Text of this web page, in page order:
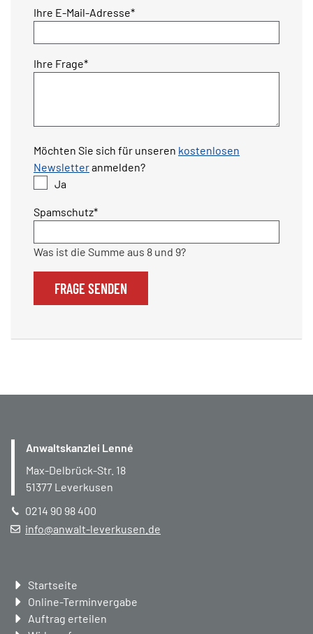
Pflichtfeld
Ihre E-Mail-Adresse*
Pflichtfeld
Ihre Frage*
Möchten Sie sich für unseren kostenlosen
Newsletteranmelden?
Ja
Pflichtfeld
Spamschutz*
Was ist die Summe aus 8 und 9?
FRAGE SENDEN
Anwaltskanzlei Lenné
Max-Delbrück-Str. 18
51377 Leverkusen
0214 90 98 400
info@anwalt-leverkusen.de
Navigation
überspringen
Startseite
Online-Terminvergabe
Auftrag erteilen